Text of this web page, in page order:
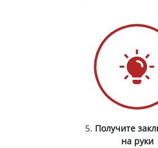
5. Получите
на руки